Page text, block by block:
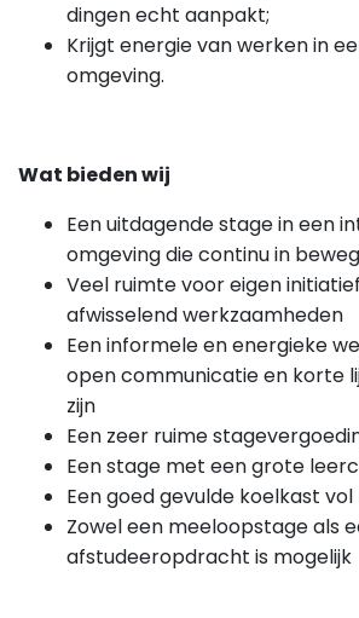
dingen echt aanpakt;
Krijgt energie van werken in
omgeving.
Wat bieden wij
Een uitdagende stage in een
omgeving die continu in
Veel ruimte voor eigen
afwisselend werkzaamheden
Een informele en energieke
open communicatie en korte
zijn
Een zeer ruime
Een stage met een grote
Een goed gevulde koelkast
Zowel een meeloopstage als
afstudeeropdracht is mogelijk